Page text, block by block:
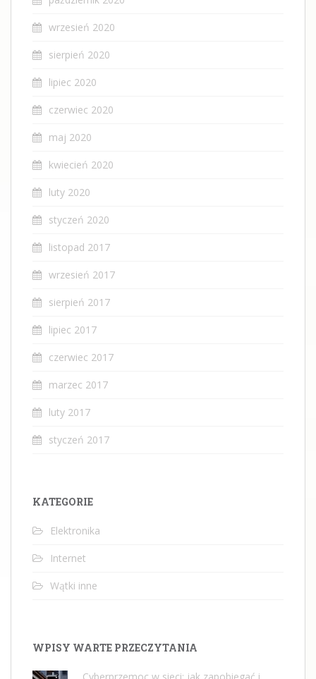
wrzesień 2020
sierpień 2020
lipiec 2020
czerwiec 2020
maj 2020
kwiecień 2020
luty 2020
styczeń 2020
listopad 2017
wrzesień 2017
sierpień 2017
lipiec 2017
czerwiec 2017
marzec 2017
luty 2017
styczeń 2017
KATEGORIE
Elektronika
Internet
Wątki inne
WPISY WARTE PRZECZYTANIA